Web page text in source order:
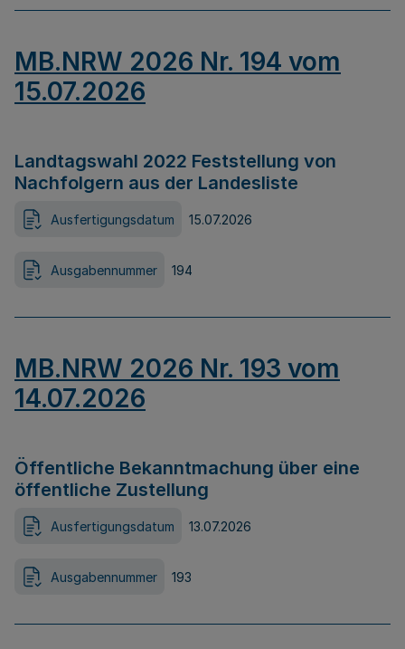
MB.NRW 2026 Nr. 194 vom
15.07.2026
Landtagswahl 2022 Feststellung von
Nachfolgern aus der Landesliste
Ausfertigungsdatum 15.07.2026
Ausgabennummer 194
MB.NRW 2026 Nr. 193 vom
14.07.2026
Öffentliche Bekanntmachung über eine
öffentliche Zustellung
Ausfertigungsdatum 13.07.2026
Ausgabennummer 193